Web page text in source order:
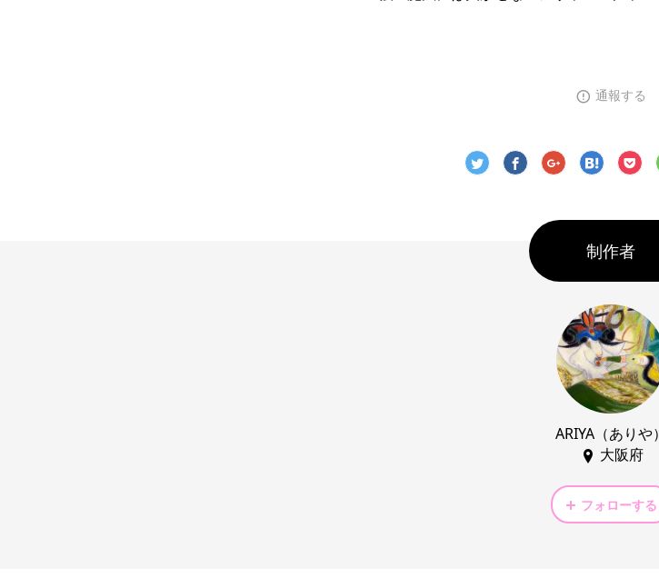
通報する
制作者
ARIYA（ありや）
大阪府
フォローする